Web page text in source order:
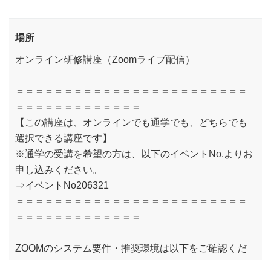
場所
オンライン研修講座（Zoomライブ配信）
＝＝＝＝＝＝＝＝＝＝＝＝＝＝＝＝＝＝＝＝＝＝＝＝
＝＝＝＝＝＝＝＝＝＝＝＝＝
【この講座は、オンラインでも通学でも、どちらでも
選択できる講座です】
※通学の受講を希望の方は、以下のイベントNo.よりお
申し込みください。
⇒イベントNo206321
＝＝＝＝＝＝＝＝＝＝＝＝＝＝＝＝＝＝＝＝＝＝＝＝
＝＝＝＝＝＝＝＝＝＝＝＝＝
ZOOMのシステム要件・推奨環境は以下をご確認くだ